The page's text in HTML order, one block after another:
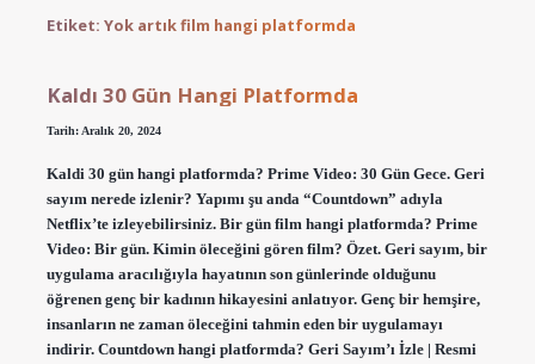
Etiket: Yok artık film hangi platformda
Kaldı 30 Gün Hangi Platformda
Tarih: Aralık 20, 2024
Kaldi 30 gün hangi platformda? Prime Video: 30 Gün Gece. Geri
sayım nerede izlenir? Yapımı şu anda “Countdown” adıyla
Netflix’te izleyebilirsiniz. Bir gün film hangi platformda? Prime
Video: Bir gün. Kimin öleceğini gören film? Özet. Geri sayım, bir
uygulama aracılığıyla hayatının son günlerinde olduğunu
öğrenen genç bir kadının hikayesini anlatıyor. Genç bir hemşire,
insanların ne zaman öleceğini tahmin eden bir uygulamayı
indirir. Countdown hangi platformda? Geri Sayım’ı İzle | Resmi